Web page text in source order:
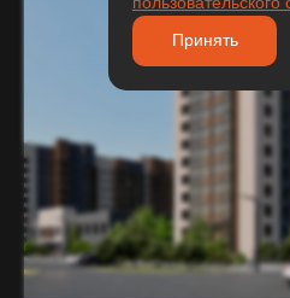
Принять